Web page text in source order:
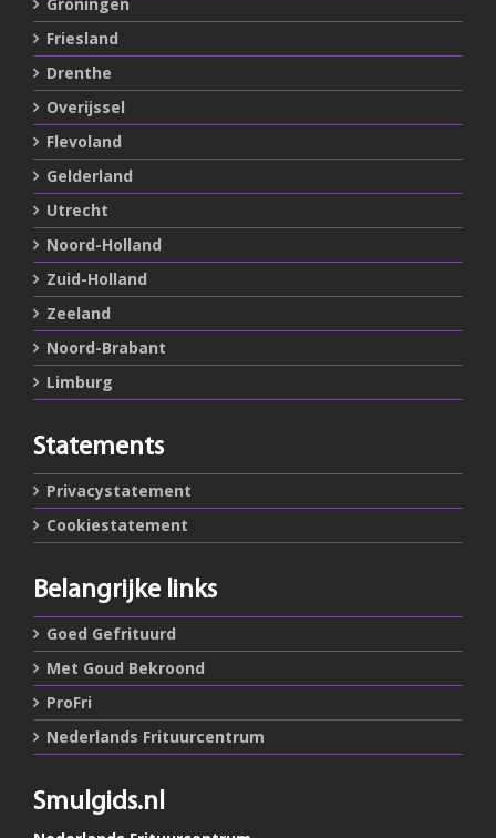
Friesland
Drenthe
Overijssel
Flevoland
Gelderland
Utrecht
Noord-Holland
Zuid-Holland
Zeeland
Noord-Brabant
Limburg
Statements
Privacystatement
Cookiestatement
Belangrijke links
Goed Gefrituurd
Met Goud Bekroond
ProFri
Nederlands Frituurcentrum
Smulgids.nl